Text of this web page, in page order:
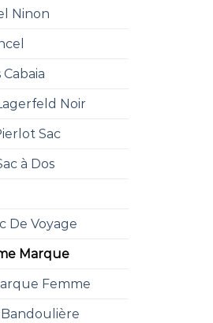
Ninon
Cabaia
Noir
Sac
à Dos
De Voyage
Marque
Femme